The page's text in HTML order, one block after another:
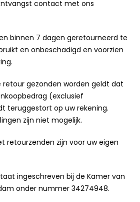
contact met ons
binnen 7 dagen geretourneerd te
en onbeschadigd en voorzien
retour gezonden worden geldt dat
(exclusief
teruggestort op uw rekening.
zijn niet mogelijk.
retourzenden zijn voor uw eigen
ingeschreven bij de Kamer van
onder nummer 34274948.